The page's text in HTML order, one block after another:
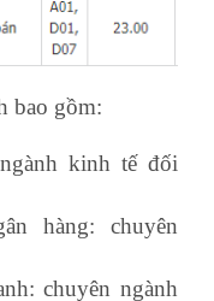
bao gồm:
kinh tế đối
hàng: chuyên
chuyên ngành